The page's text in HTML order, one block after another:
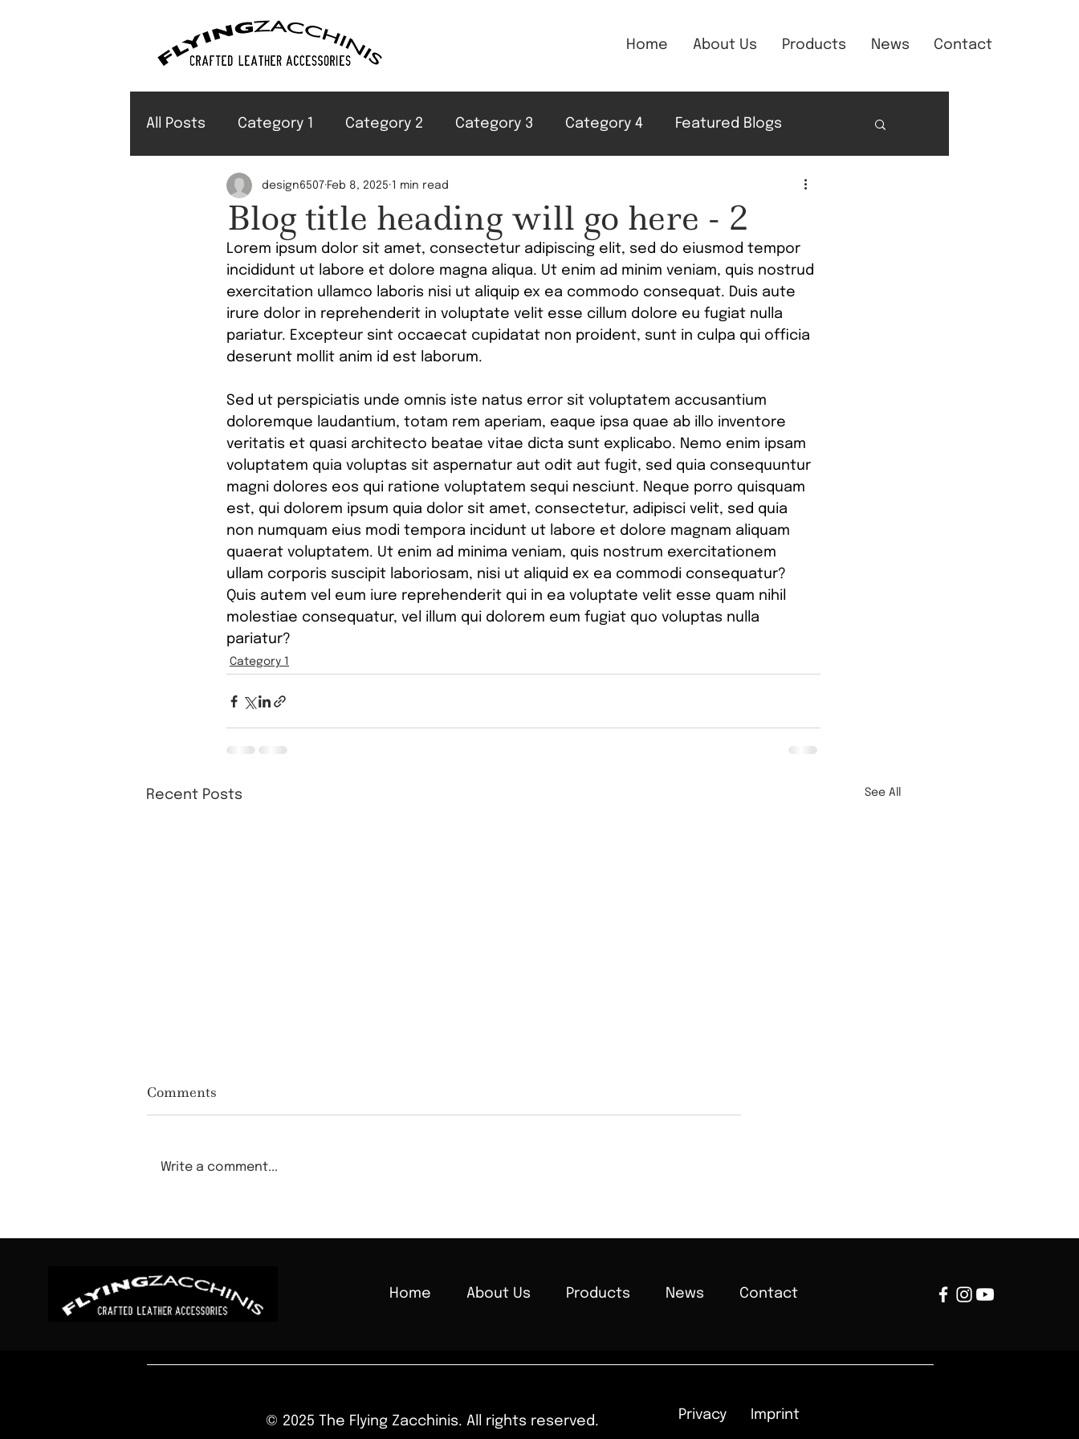
Home About Us Products News Contact
All Posts Category 1 Category 2 Category 3 Category 4 Featured Blogs
Blog title heading will go here - 2
design6507 Feb 8, 2025 1 min read
Lorem ipsum dolor sit amet, consectetur adipiscing elit, sed do eiusmod tempor
incididunt ut labore et dolore magna aliqua. Ut enim ad minim veniam, quis nostrud
exercitation ullamco laboris nisi ut aliquip ex ea commodo consequat. Duis aute
irure dolor in reprehenderit in voluptate velit esse cillum dolore eu fugiat nulla
pariatur. Excepteur sint occaecat cupidatat non proident, sunt in culpa qui officia
deserunt mollit anim id est laborum.
Sed ut perspiciatis unde omnis iste natus error sit voluptatem accusantium
doloremque laudantium, totam rem aperiam, eaque ipsa quae ab illo inventore
veritatis et quasi architecto beatae vitae dicta sunt explicabo. Nemo enim ipsam
voluptatem quia voluptas sit aspernatur aut odit aut fugit, sed quia consequuntur
magni dolores eos qui ratione voluptatem sequi nesciunt. Neque porro quisquam
est, qui dolorem ipsum quia dolor sit amet, consectetur, adipisci velit, sed quia
non numquam eius modi tempora incidunt ut labore et dolore magnam aliquam
quaerat voluptatem. Ut enim ad minima veniam, quis nostrum exercitationem
ullam corporis suscipit laboriosam, nisi ut aliquid ex ea commodi consequatur?
Quis autem vel eum iure reprehenderit qui in ea voluptate velit esse quam nihil
molestiae consequatur, vel illum qui dolorem eum fugiat quo voluptas nulla
pariatur?
Category 1
Recent Posts See All
here - 4
here - 3
Comments
Write a comment...
Home About Us Products News Contact
© 2025 The Flying Zacchinis. All rights reserved. Privacy Imprint